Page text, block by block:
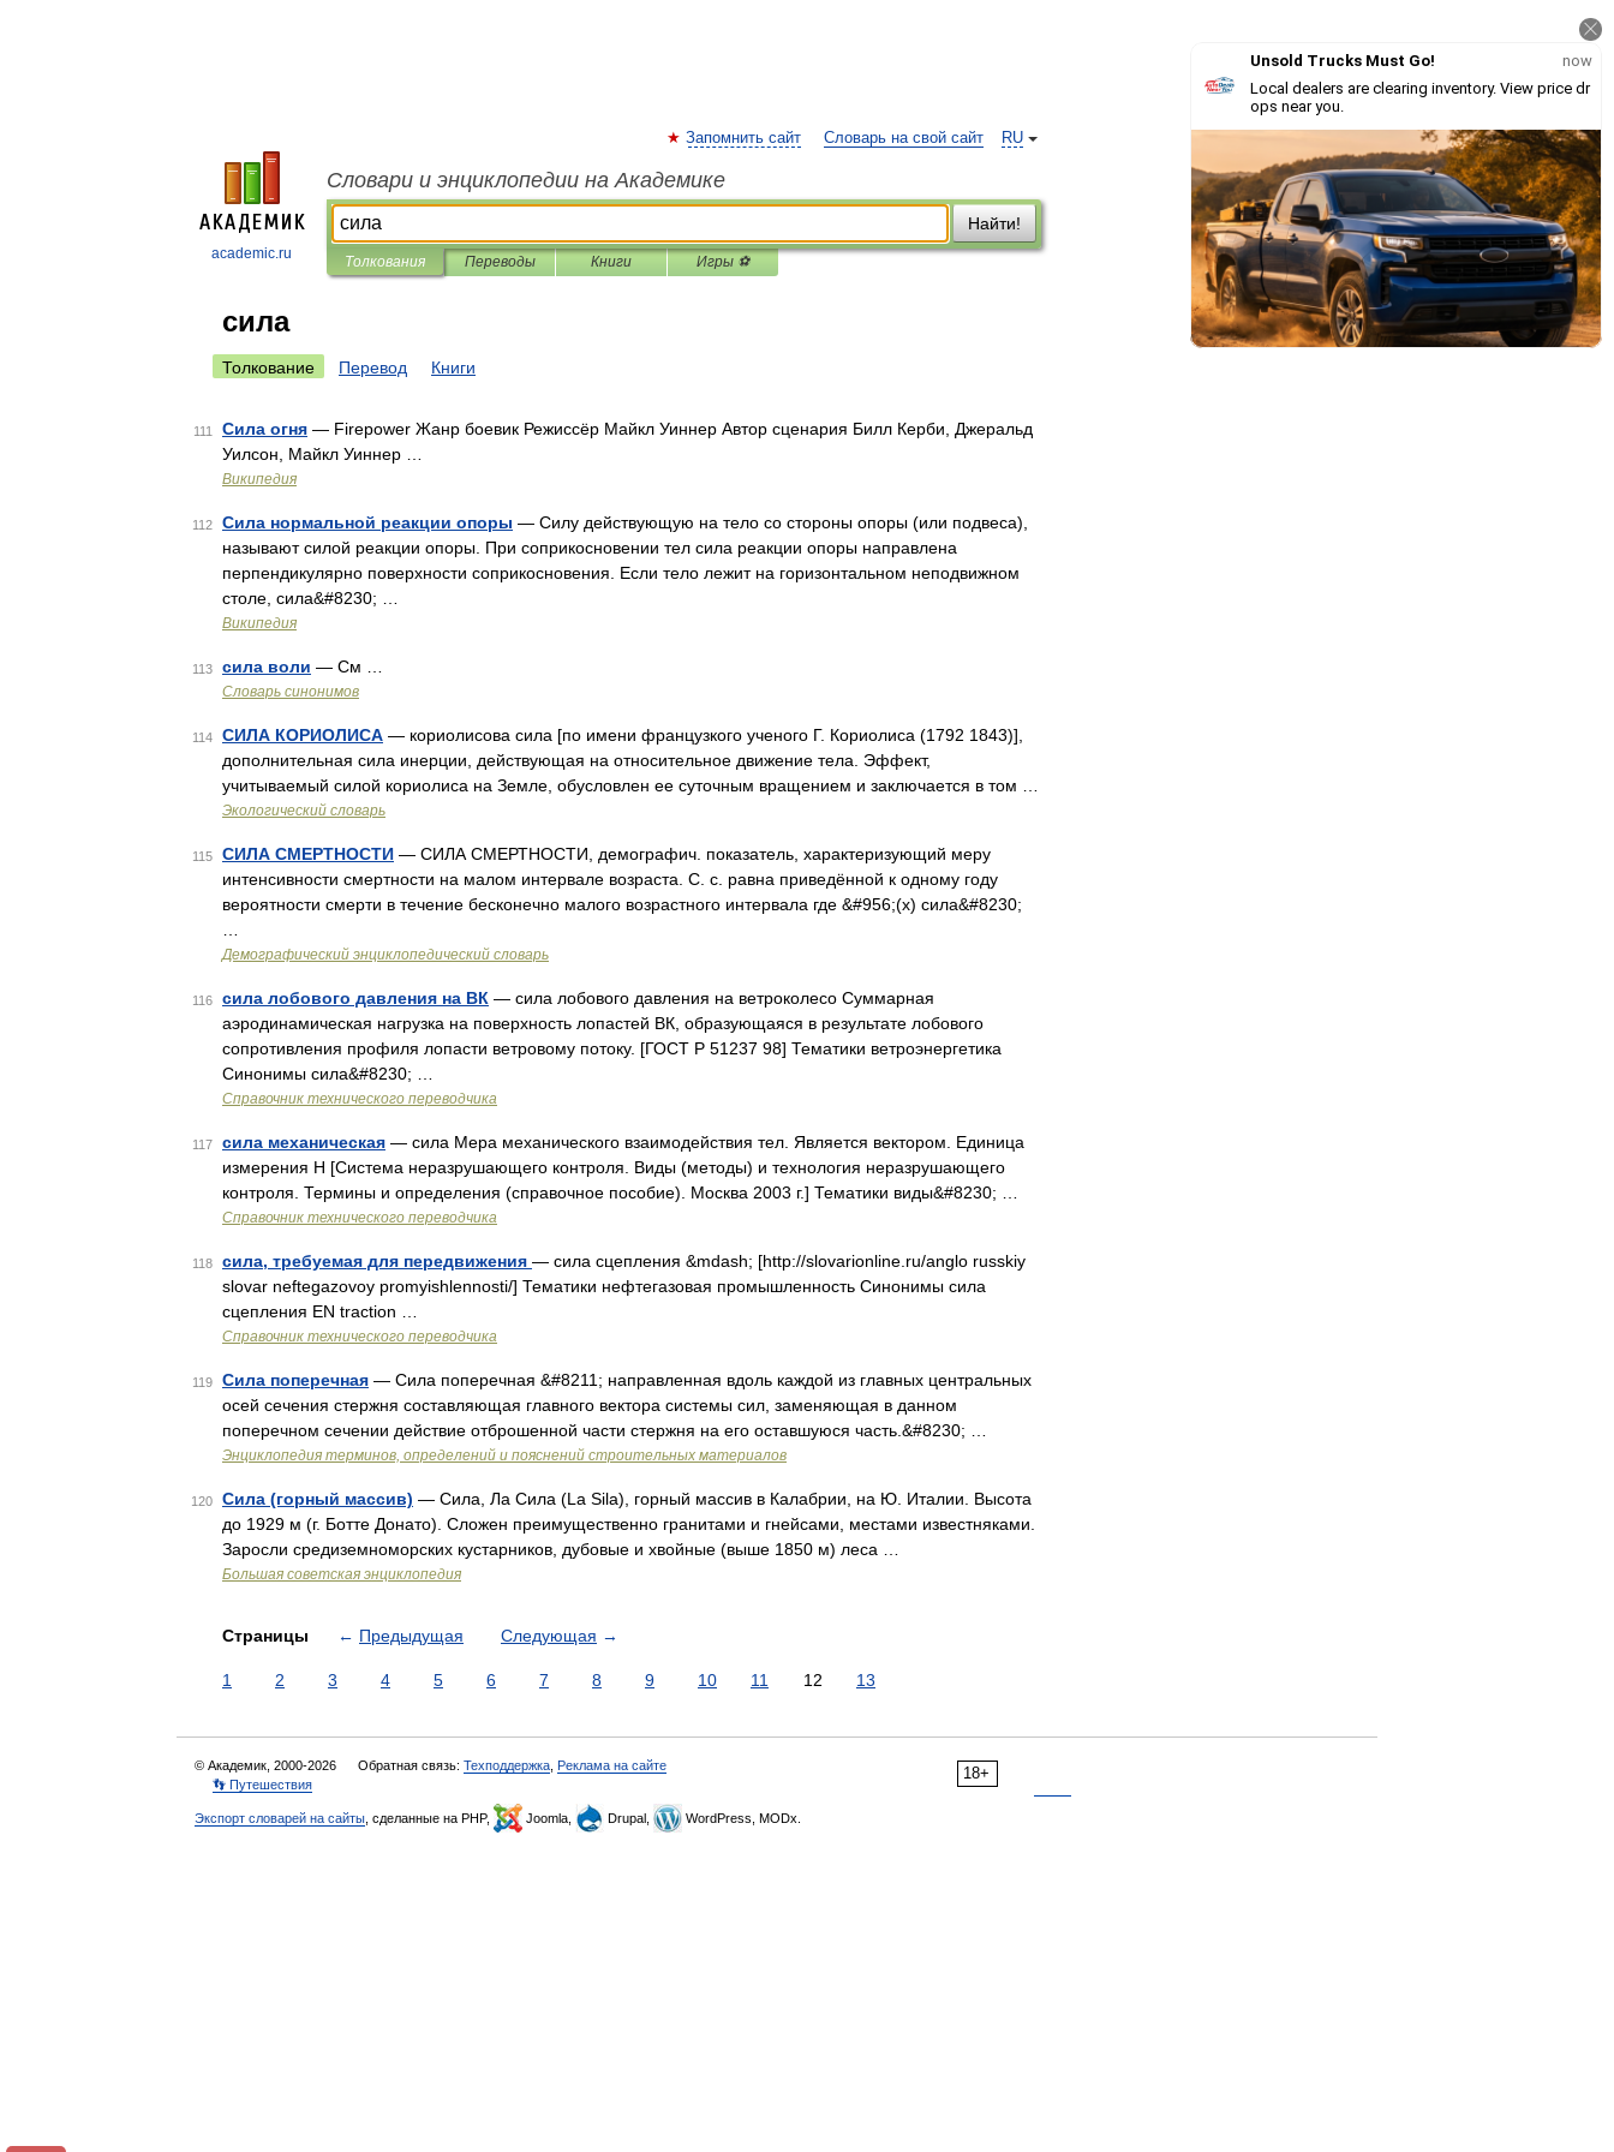
academic.ru
RU
Запомнить сайт Словарь на свой сайт
Словари и энциклопедии на Академике
Найти!
Толкования Переводы Книги Игры ⚽
сила
Толкование Перевод Книги
111 Сила огня — Firepower Жанр боевик Режиссёр Майкл Уиннер Автор сценария Билл Керби, Джеральд
Уилсон, Майкл Уиннер …
Википедия
112 Сила нормальной реакции опоры — Силу действующую на тело со стороны опоры (или подвеса),
называют силой реакции опоры. При соприкосновении тел сила реакции опоры направлена
перпендикулярно поверхности соприкосновения. Если тело лежит на горизонтальном неподвижном
столе, сила&#8230; …
Википедия
113 сила воли — См …
Словарь синонимов
114 СИЛА КОРИОЛИСА — кориолисова сила [по имени французкого ученого Г. Кориолиса (1792 1843)],
дополнительная сила инерции, действующая на относительное движение тела. Эффект,
учитываемый силой кориолиса на Земле, обусловлен ее суточным вращением и заключается в том …
Экологический словарь
115 СИЛА СМЕРТНОСТИ — СИЛА СМЕРТНОСТИ, демографич. показатель, характеризующий меру
интенсивности смертности на малом интервале возраста. С. с. равна приведённой к одному году
вероятности смерти в течение бесконечно малого возрастного интервала где &#956;(x) сила&#8230;
Демографический энциклопедический словарь
116 сила лобового давления на ВК — сила лобового давления на ветроколесо Суммарная
аэродинамическая нагрузка на поверхность лопастей ВК, образующаяся в результате лобового
сопротивления профиля лопасти ветровому потоку. [ГОСТ Р 51237 98] Тематики ветроэнергетика
Синонимы сила&#8230; …
Справочник технического переводчика
117 сила механическая — сила Мера механического взаимодействия тел. Является вектором. Единица
измерения Н [Система неразрушающего контроля. Виды (методы) и технология неразрушающего
контроля. Термины и определения (справочное пособие). Москва 2003 г.] Тематики виды&#8230; …
Справочник технического переводчика
118 сила, требуемая для передвижения — сила сцепления &mdash; [http://slovarionline.ru/anglo russkiy
slovar neftegazovoy promyishlennosti/] Тематики нефтегазовая промышленность Синонимы сила
сцепления EN traction …
Справочник технического переводчика
119 Сила поперечная — Сила поперечная &#8211; направленная вдоль каждой из главных центральных
осей сечения стержня составляющая главного вектора системы сил, заменяющая в данном
поперечном сечении действие отброшенной части стержня на его оставшуюся часть.&#8230; …
Энциклопедия терминов, определений и пояснений строительных материалов
120 Сила (горный массив) — Сила, Ла Сила (La Sila), горный массив в Калабрии, на Ю. Италии. Высота
до 1929 м (г. Ботте Донато). Сложен преимущественно гранитами и гнейсами, местами известняками.
Заросли средиземноморских кустарников, дубовые и хвойные (выше 1850 м) леса …
Большая советская энциклопедия
Страницы ← Предыдущая Следующая →
1 2 3 4 5 6 7 8 9 10 11 12 13
18+
© Академик, 2000-2026 Обратная связь: Техподдержка Реклама на сайте
👣 Путешествия
Экспорт словарей на сайты , сделанные на PHP, Joomla, Drupal, WordPress, MODx.